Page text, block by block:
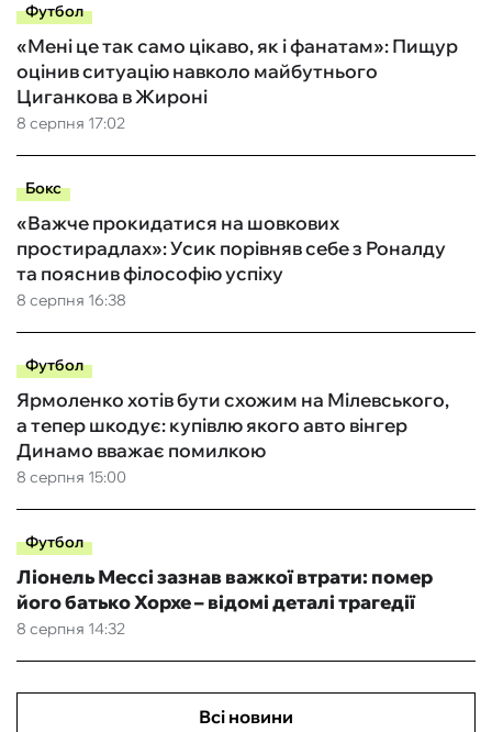
Футбол
8 серпня 17:02
«Мені це так само цікаво, як і фанатам»: Пищур
оцінив ситуацію навколо майбутнього
Циганкова в Жироні
Бокс
8 серпня 16:38
«Важче прокидатися на шовкових
простирадлах»: Усик порівняв себе з Роналду
та пояснив філософію успіху
Футбол
8 серпня 15:00
Ярмоленко хотів бути схожим на Мілевського,
а тепер шкодує: купівлю якого авто вінгер
Динамо вважає помилкою
Футбол
8 серпня 14:32
Ліонель Мессі зазнав важкої втрати: помер
його батько Хорхе – відомі деталі трагедії
Всі новини